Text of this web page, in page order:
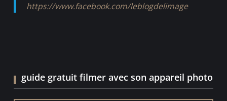
https://www.facebook.com/leblogdelimage
guide gratuit filmer avec son appareil photo